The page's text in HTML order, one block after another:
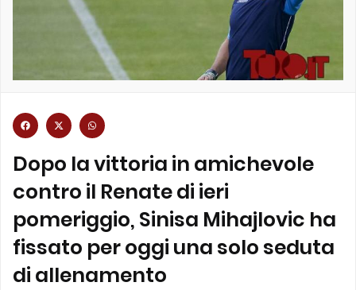
Dopo la vittoria in amichevole
contro il Renate di ieri
pomeriggio, Sinisa Mihajlovic ha
fissato per oggi una solo seduta
di allenamento